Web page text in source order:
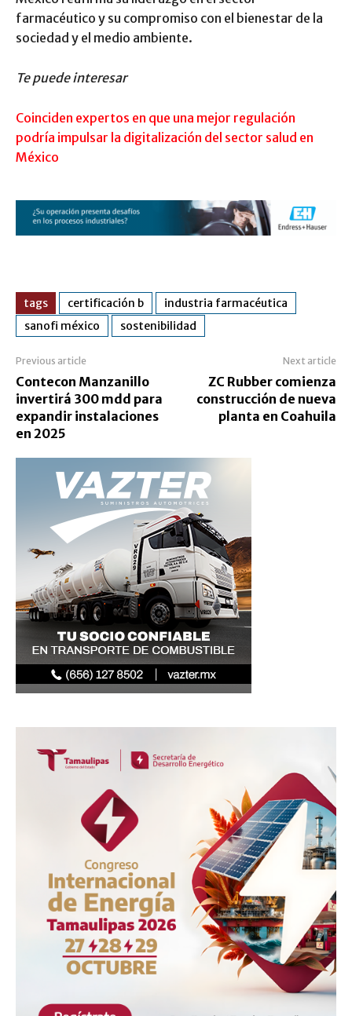
farmacéutico y su compromiso con el bienestar de la
sociedad y el medio ambiente.
Te puede interesar
Coinciden expertos en que una mejor regulación
podría impulsar la digitalización del sector salud en
México
tags certificación b
industria farmacéutica
sanofi méxico
sostenibilidad
Previous article
Contecon Manzanillo
invertirá 300 mdd para
expandir instalaciones
en 2025
Next article
ZC Rubber comienza
construcción de nueva
planta en Coahuila